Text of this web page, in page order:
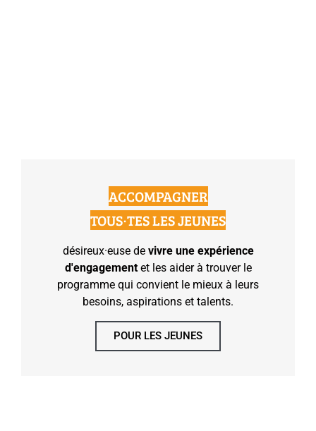
ACCOMPAGNER
TOUS·TES LES JEUNES
désireux·euse de vivre une expérience
d'engagementet les aider à trouver le
programme qui convient le mieux à leurs
besoins, aspirations et talents.
POUR LES JEUNES